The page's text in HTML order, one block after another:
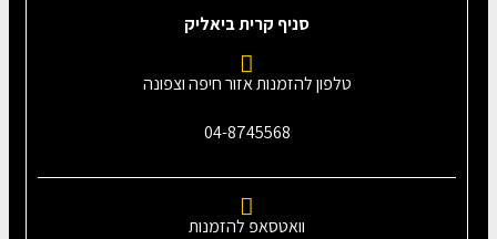
סניף קרית ביאליק
טלפון להזמנות אזור חיפה וצפונה
04-8745568
וואטסאפ להזמנות